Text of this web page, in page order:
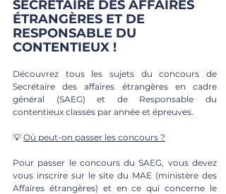
SECRÉTAIRE DES AFFAIRES
ÉTRANGÈRES ET DE
RESPONSABLE DU
CONTENTIEUX !
Découvrez tous les sujets du concours de
Secrétaire des affaires étrangères en cadre
général (SAEG) et de Responsable du
contentieux classés par année et épreuves.
💡 Où peut-on passer les concours ?
Pour passer le concours du SAEG, vous devez
vous inscrire sur le site du MAE (ministère des
Affaires étrangères) et en ce qui concerne le